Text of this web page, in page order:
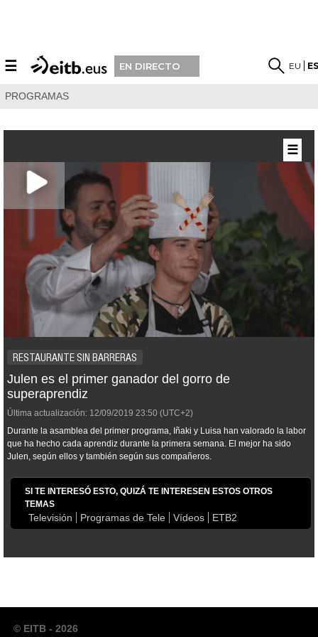
☰ EN DIRECTO EU
PROGRAMAS
RESTAURANTE SIN BARRERAS
Julen es el primer ganador del gorro de
superaprendiz
Última actualización: 12/09/2019 23:50 (UTC+2)
Durante la asamblea del primer programa, Iñaki y Luisa han valorado la labor
que ha hecho cada aprendiz durante la primera semana. El mejor ha sido
Julen, según ellos y también según sus compañeros.
SI TE INTERESÓ ESTO, QUIZÁ TE INTERESEN ESTOS OTROS
TEMAS
Televisión Programas de Tele Vídeos ETB2
☰
© EITB - 2026